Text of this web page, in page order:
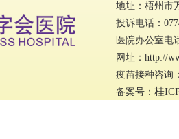
地址：梧州
投诉电话：
医院办公室电
网址：http://
疫苗接种咨询
备案号： 桂